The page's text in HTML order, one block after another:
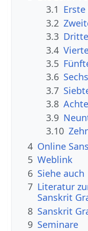
3.1
3.2
3.3
3.4
3.5
3.6
3.7
3.8
3.9
3.10
4 Online
5 Weblink
6 Siehe auch
7 Literatur
Sanskrit
8 Sanskrit
9 Seminare